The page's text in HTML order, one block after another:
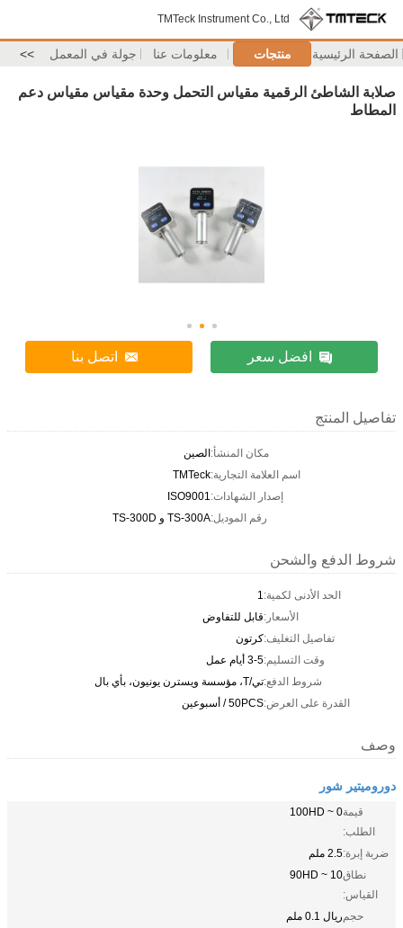
TMTeck Instrument Co., Ltd
الصفحة الرئيسية منتجات معلومات عنا جولة في المعمل >>
صلابة الشاطئ الرقمية مقياس التحمل وحدة مقياس مقياس دعم
المطاط
افضل سعر اتصل بنا
تفاصيل المنتج
مكان المنشأ:الصين
اسم العلامة التجارية:TMTeck
إصدار الشهادات:ISO9001
رقم الموديل:TS-300A و TS-300D
شروط الدفع والشحن
الحد الأدنى لكمية:1
الأسعار:قابل للتفاوض
تفاصيل التغليف:كرتون
وقت التسليم:3-5 أيام عمل
شروط الدفع:تي/T، مؤسسة ويسترن يونيون، بأي بال
القدرة على العرض:50PCS / أسبوعين
وصف
دوروميتير شور
قيمة
الطلب:
0 ~ 100HD
ضربة إبرة:2.5 ملم
نطاق
القياس:
10 ~ 90HD
حجمريال 0.1 ملم